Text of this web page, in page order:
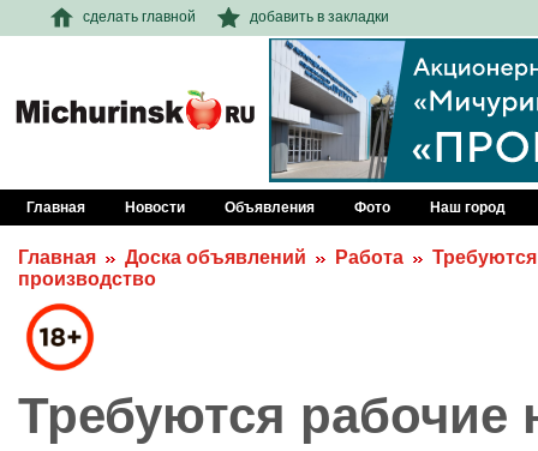
сделать главной добавить в закладки
Главная Новости Объявления Фото Наш город
Главная Доска объявлений Работа
Требуются
производство
Требуются рабочие